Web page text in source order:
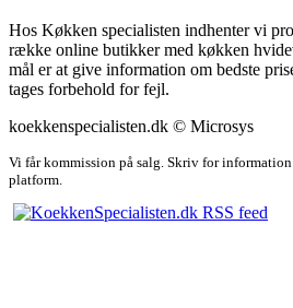
Hos Køkken specialisten indhenter vi
række online butikker med køkken
mål er at give information om bedste
tages forbehold for fejl.
koekkenspecialisten.dk © Microsys
Vi får kommission på salg. Skriv for
platform.